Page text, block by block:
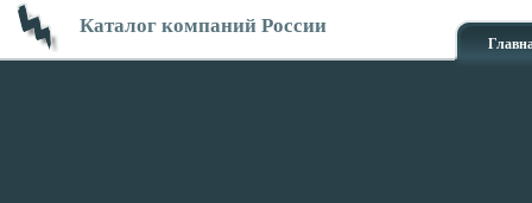
Каталог компаний России